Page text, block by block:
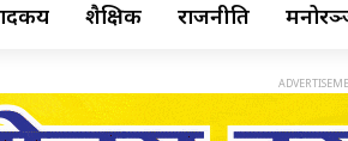
शैक्षिक राजनीति